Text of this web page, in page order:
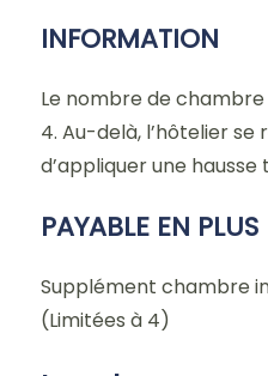
INFORMATION
Le nombre de
4. Au-delà, l’hôtelier se
d’appliquer une hausse
PAYABLE EN PLUS
Supplément chambre
(Limitées à 4)